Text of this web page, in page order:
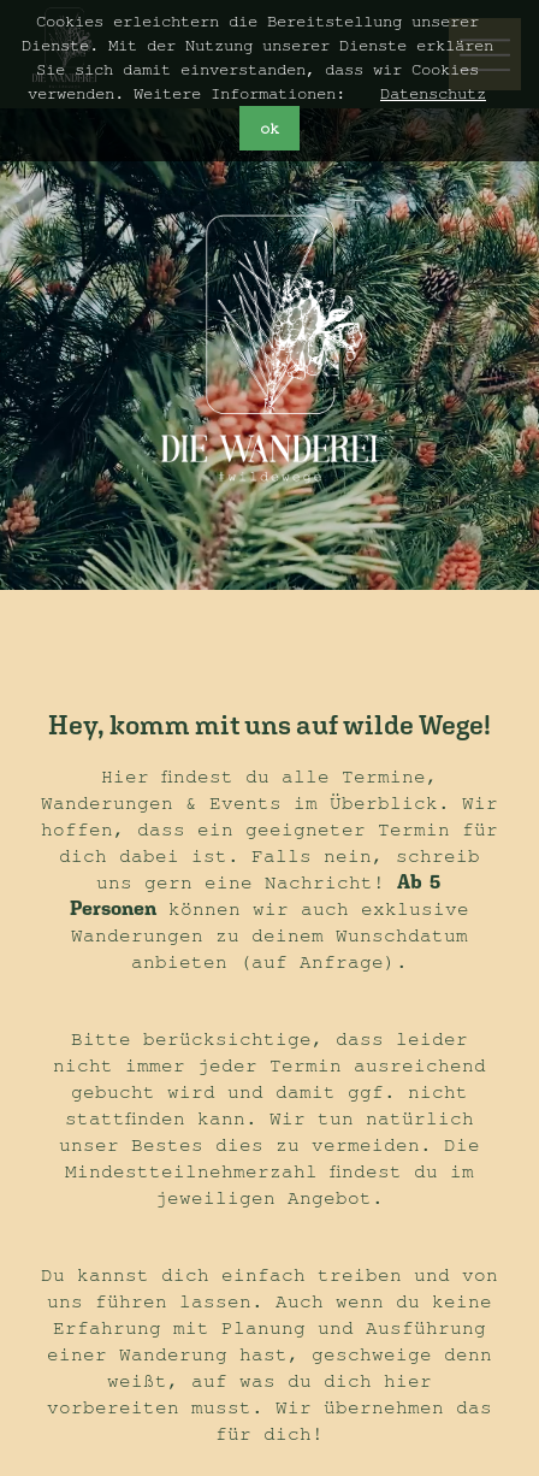
Cookies erleichtern die Bereitstellung unserer
Dienste. Mit der Nutzung unserer Dienste erklären
Sie sich damit einverstanden, dass wir Cookies
verwenden. Weitere Informationen:
Datenschutz
ok
Hey, komm mit uns auf wilde Wege!
Hier findest du alle Termine,
Wanderungen & Events im Überblick. Wir
hoffen, dass ein geeigneter Termin für
dich dabei ist. Falls nein, schreib
uns gern eine Nachricht! Ab 5
Personen können wir auch exklusive
Wanderungen zu deinem Wunschdatum
anbieten (auf Anfrage).
Bitte berücksichtige, dass leider
nicht immer jeder Termin ausreichend
gebucht wird und damit ggf. nicht
stattfinden kann. Wir tun natürlich
unser Bestes dies zu vermeiden. Die
Mindestteilnehmerzahl findest du im
jeweiligen Angebot.
Du kannst dich einfach treiben und von
uns führen lassen. Auch wenn du keine
Erfahrung mit Planung und Ausführung
einer Wanderung hast, geschweige denn
weißt, auf was du dich hier
vorbereiten musst. Wir übernehmen das
für dich!